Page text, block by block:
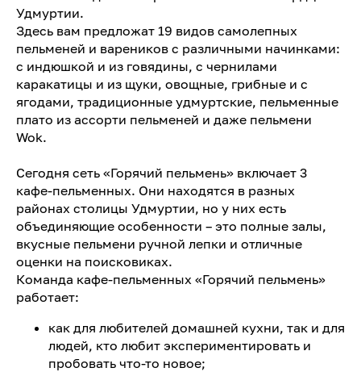
Удмуртии.
Здесь вам предложат 19 видов самолепных
пельменей и вареников с различными начинками:
с индюшкой и из говядины, с чернилами
каракатицы и из щуки, овощные, грибные и с
ягодами, традиционные удмуртские, пельменные
плато из ассорти пельменей и даже пельмени
Wok.
Сегодня сеть «Горячий пельмень» включает 3
кафе-пельменных. Они находятся в разных
районах столицы Удмуртии, но у них есть
объединяющие особенности – это полные залы,
вкусные пельмени ручной лепки и отличные
оценки на поисковиках.
Команда кафе-пельменных «Горячий пельмень»
работает:
как для любителей домашней кухни, так и для
людей, кто любит экспериментировать и
пробовать что-то новое;